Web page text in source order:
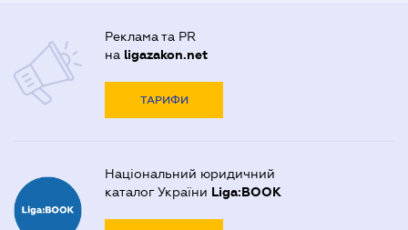
Реклама та PR
на ligazakon.net
ТАРИФИ
Національний юридичний
каталог України Liga:BOOK